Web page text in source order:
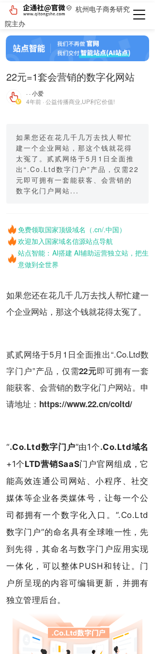
杭州电子商务研究
院主办
22元=1套会营销的数字化网站
· · 小爱
4年前 · 公益传播商业,UP利它价值!
如果您还在花几千几万去找人帮忙
建一个企业网站，那这个钱就花得
太冤了。贰贰网络于5月1日全面推
出“.Co.Ltd数字门户”产品，仅需22
元即可拥有一套能获客、会营销的
数字化门户网站...
免费领取国家顶级域名（.cn/.中国）
欢迎加入国家域名信源站点导航
站点智能：AI搭建 AI辅助运营独立站，把生
意做到全世界
如果您还在花几千几万去找人帮忙建一
个企业网站，那这个钱就花得太冤了。
贰贰网络于5月1日全面推出“.Co.Ltd数
字门户”产品，仅需22元即可拥有一套
能获客、会营销的数字化门户网站。申
请地址： https://www.22.cn/coltd/
“.Co.Ltd数字门户”由1个.Co.Ltd域名
+1个LTD营销SaaS门户官网组成，它
能高效连通公司网站、小程序、社交
媒体等企业各类媒体号，让每一个公
司都拥有一个数字化入口。“.Co.Ltd
数字门户”的命名具有全球唯一性，先
到先得，其命名与数字门户应用实现
一体化，可以整体PUSH和转让。门
户所呈现的内容可编辑更新，并拥有
独立管理后台。